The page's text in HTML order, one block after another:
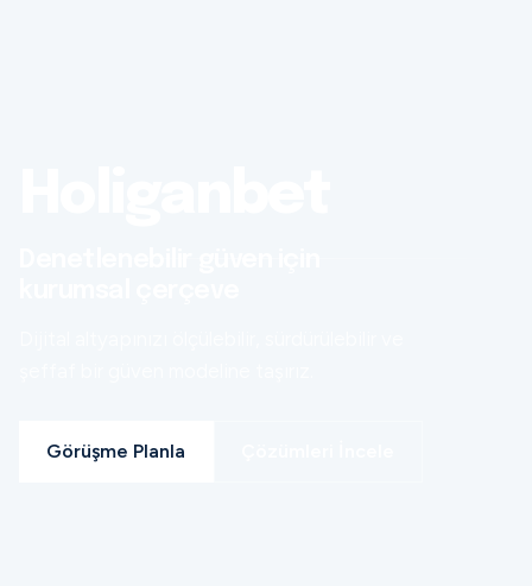
Görüşme Planla